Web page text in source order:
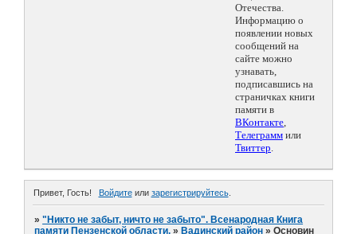
Отечества.
Информацию о
появлении новых
сообщений на
сайте можно
узнавать,
подписавшись на
страничках книги
памяти в
ВКонтакте,
Телеграмм или
Твиттер.
Привет, Гость! Войдитеили зарегистрируйтесь.
»"Никто не забыт, ничто не забыто". Всенародная Книга
памяти Пензенской области. » Вадинский район »Основин